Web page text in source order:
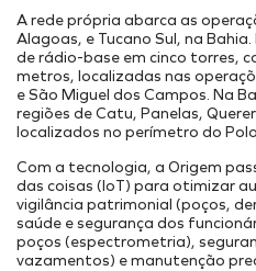
Onde Estamos
Endereços
Nossos Ativos
INFRAESTRUTURA PORTUÁRIA
TAMAC (MAC11A)
OPMAC
Portal do Cliente
Projetos Internos
Projetos Incentivados
Pesquisa, Desenvolvimento &
Transição Energética
A rede própria abarca as
Alagoas, e Tucano Sul, na
de rádio-base em cinco torres,
metros, localizadas nas
e São Miguel dos Campos. Na
regiões de Catu, Panelas,
localizados no perímetro do
Com a tecnologia, a Origem
das coisas (IoT) para otimizar
vigilância patrimonial (poços,
saúde e segurança dos
poços (espectrometria),
vazamentos) e manutenção